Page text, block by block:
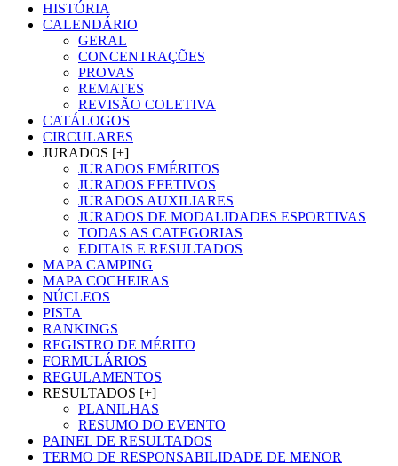
HISTÓRIA
CALENDÁRIO
GERAL
CONCENTRAÇÕES
PROVAS
REMATES
REVISÃO COLETIVA
CATÁLOGOS
CIRCULARES
JURADOS [+]
JURADOS EMÉRITOS
JURADOS EFETIVOS
JURADOS AUXILIARES
JURADOS DE MODALIDADES ESPORTIVAS
TODAS AS CATEGORIAS
EDITAIS E RESULTADOS
MAPA CAMPING
MAPA COCHEIRAS
NÚCLEOS
PISTA
RANKINGS
REGISTRO DE MÉRITO
FORMULÁRIOS
REGULAMENTOS
RESULTADOS [+]
PLANILHAS
RESUMO DO EVENTO
PAINEL DE RESULTADOS
TERMO DE RESPONSABILIDADE DE MENOR